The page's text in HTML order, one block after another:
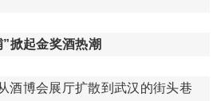
掀起金奖酒热潮
酒博会展厅扩散到武汉的街头巷